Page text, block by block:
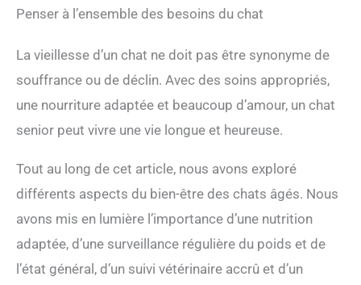
Penser à l’ensemble des besoins du chat
La vieillesse d’un chat ne doit pas être synonyme de
souffrance ou de déclin. Avec des soins appropriés,
une nourriture adaptée et beaucoup d’amour, un chat
senior peut vivre une vie longue et heureuse.
Tout au long de cet article, nous avons exploré
différents aspects du bien-être des chats âgés. Nous
avons mis en lumière l’importance d’une nutrition
adaptée, d’une surveillance régulière du poids et de
l’état général, d’un suivi vétérinaire accrû et d’un